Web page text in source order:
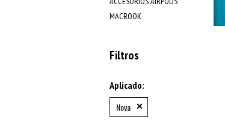
MACBOOK
Filtros
Aplicado:
Nova